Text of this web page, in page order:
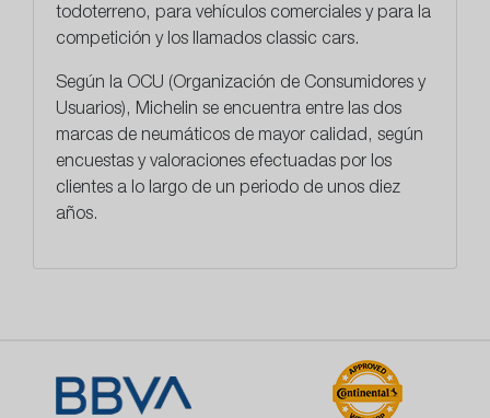
todoterreno, para vehículos comerciales y para la
competición y los llamados classic cars.
Según la OCU (Organización de Consumidores y
Usuarios), Michelin se encuentra entre las dos
marcas de neumáticos de mayor calidad, según
encuestas y valoraciones efectuadas por los
clientes a lo largo de un periodo de unos diez
años.